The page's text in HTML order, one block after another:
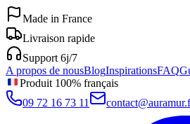
Made in France
Livraison rapide
Support 6j/7
A propos de nousBlogInspirationsFAQ
Produit 100% français
09 72 16 73 11